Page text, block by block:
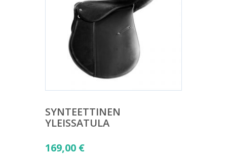
SYNTEETTINEN
YLEISSATULA
169,00 €